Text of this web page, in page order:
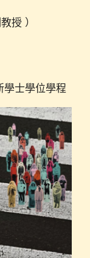
授 ）
學士學位學程